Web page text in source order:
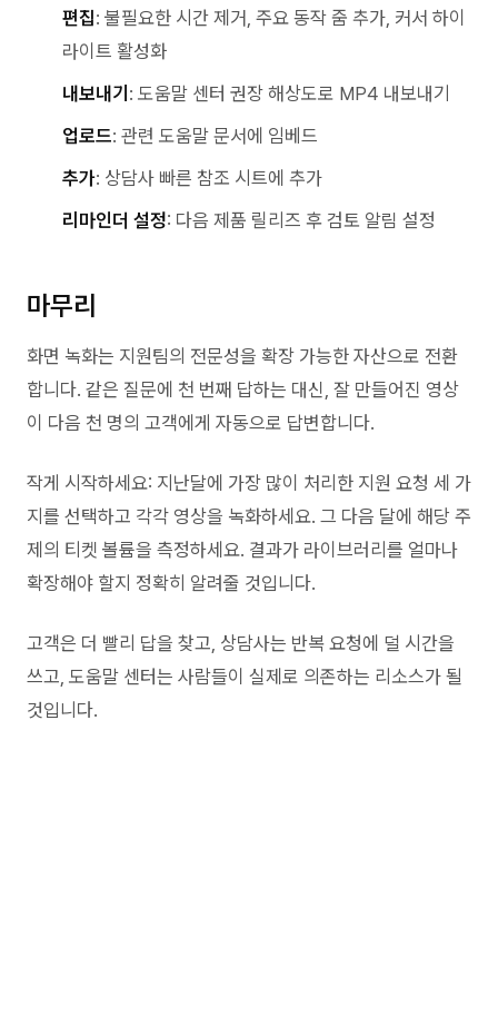
편집: 불필요한 시간 제거, 주요 동작 줌 추가, 커서 하이
라이트 활성화
내보내기 : 도움말 센터 권장 해상도로 MP4 내보내기
업로드: 관련 도움말 문서에 임베드
추가: 상담사 빠른 참조 시트에 추가
리마인더 설정: 다음 제품 릴리즈 후 검토 알림 설정
마무리
화면 녹화는 지원팀의 전문성을 확장 가능한 자산으로 전환
합니다. 같은 질문에 천 번째 답하는 대신, 잘 만들어진 영상
이 다음 천 명의 고객에게 자동으로 답변합니다.
작게 시작하세요: 지난달에 가장 많이 처리한 지원 요청 세 가
지를 선택하고 각각 영상을 녹화하세요. 그 다음 달에 해당 주
제의 티켓 볼륨을 측정하세요. 결과가 라이브러리를 얼마나
확장해야 할지 정확히 알려줄 것입니다.
고객은 더 빨리 답을 찾고, 상담사는 반복 요청에 덜 시간을
쓰고, 도움말 센터는 사람들이 실제로 의존하는 리소스가 될
것입니다.